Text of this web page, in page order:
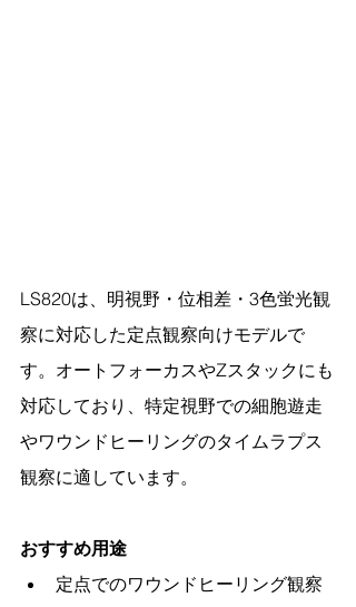
LS820は、明視野・位相差・3色蛍光観
察に対応した定点観察向けモデルで
す。オートフォーカスやZスタックにも
対応しており、特定視野での細胞遊走
やワウンドヒーリングのタイムラプス
観察に適しています。
おすすめ用途
定点でのワウンドヒーリング観察